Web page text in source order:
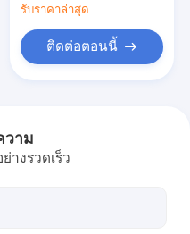
รับราคาล่าสุด
ติดต่อตอนนี้
วาม
างรวดเร็ว